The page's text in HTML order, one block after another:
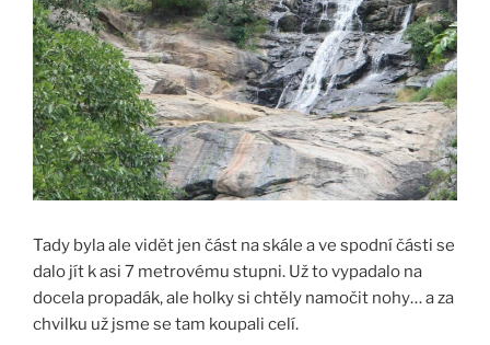
Tady byla ale vidět jen část na skále a ve spodní části se
dalo jít k asi 7 metrovému stupni. Už to vypadalo na
docela propadák, ale holky si chtěly namočit nohy… a za
chvilku už jsme se tam koupali celí.